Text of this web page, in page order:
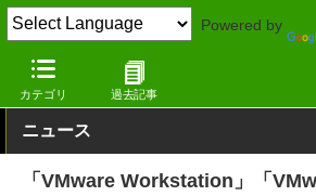
Powered by
カテゴリ 過去記事
窓の杜 セキュリティ
ニュース
「VMware Workstation」「